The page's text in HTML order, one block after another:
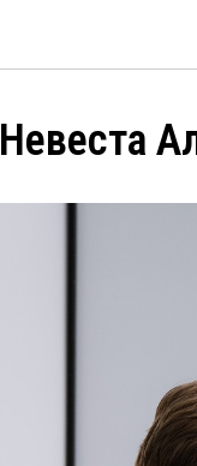
Невеста